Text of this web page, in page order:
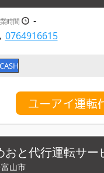
時間
-
0764916615
CASH
ユーアイ運転
おと代行運転サー
富山市